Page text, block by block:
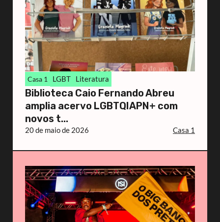
Casa 1 LGBT Literatura
Biblioteca Caio Fernando Abreu
amplia acervo LGBTQIAPN+ com
novos t...
20 de maio de 2026 Casa 1